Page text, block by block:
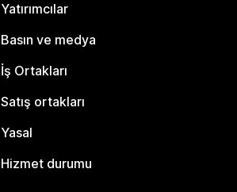
Yatırımcılar
Basın ve medya
İş Ortakları
Satış ortakları
Yasal
Hizmet durumu